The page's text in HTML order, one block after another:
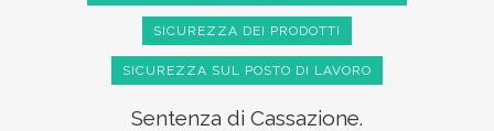
SICUREZZA DEI PRODOTTI
SICUREZZA SUL POSTO DI LAVORO
Sentenza di Cassazione.